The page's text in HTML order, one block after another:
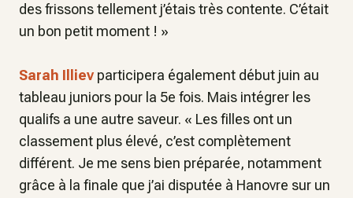
des frissons tellement j’étais très contente. C’était
un bon petit moment ! »
Sarah Illiev participera également début juin au
tableau juniors pour la 5e fois. Mais intégrer les
qualifs a une autre saveur. « Les filles ont un
classement plus élevé, c’est complètement
différent. Je me sens bien préparée, notamment
grâce à la finale que j’ai disputée à Hanovre sur un